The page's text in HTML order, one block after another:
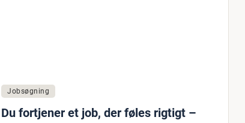
Jobsøgning
Du fortjener et job, der føles rigtigt –